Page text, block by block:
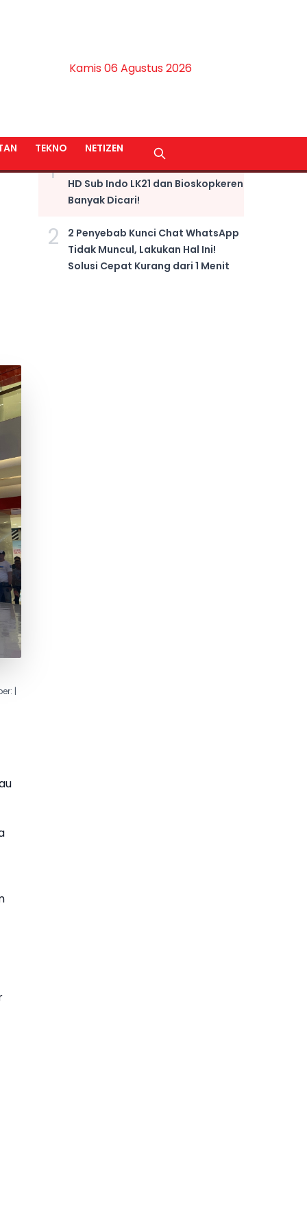
Kamis 06 Agustus 2026
TEKNO NETIZEN
|
1
LINK NONTON Film Fast X Kualitas
HD Sub Indo LK21 dan Bioskopkeren
Banyak Dicari!
2
2 Penyebab Kunci Chat WhatsApp
Tidak Muncul, Lakukan Hal Ini!
Solusi Cepat Kurang dari 1 Menit